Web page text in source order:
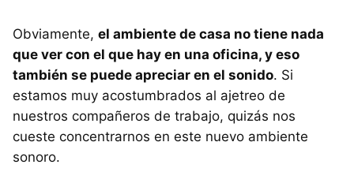
Obviamente, el ambiente de casa no tiene nada
que ver con el que hay en una oficina, y eso
también se puede apreciar en el sonido. Si
estamos muy acostumbrados al ajetreo de
nuestros compañeros de trabajo, quizás nos
cueste concentrarnos en este nuevo ambiente
sonoro.